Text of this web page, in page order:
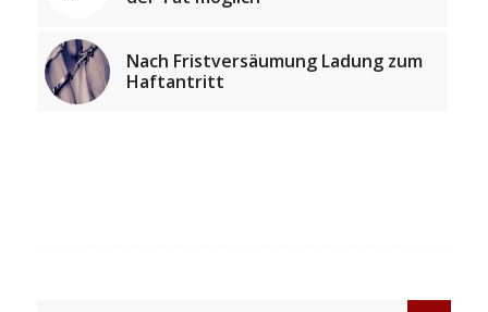
Nach Fristversäumung Ladung zum
Haftantritt